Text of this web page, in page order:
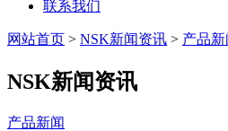
联系我们
网站首页 > NSK新闻资讯 > 产品新
NSK新闻资讯
产品新闻